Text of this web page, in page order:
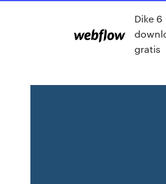
Dike 6
gratis